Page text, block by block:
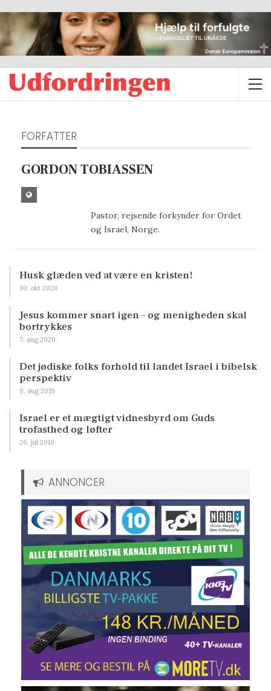
FORFATTER
GORDON TOBIASSEN
Pastor, rejsende forkynder for Ordet
og Israel, Norge.
Husk glæden ved at være en kristen!
30. okt 2020
Jesus kommer snart igen – og menigheden skal
bortrykkes
7. aug 2020
Det jødiske folks forhold til landet Israel i bibelsk
perspektiv
9. aug 2019
Israel er et mægtigt vidnesbyrd om Guds
trofasthed og løfter
26. jul 2019
ANNONCER